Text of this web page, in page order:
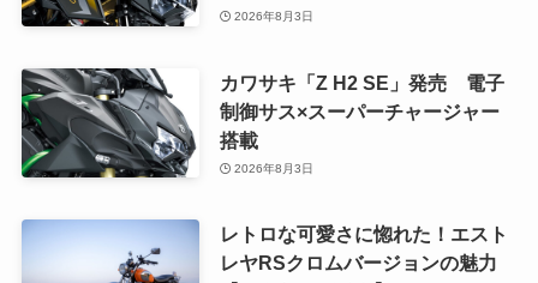
2026年8月3日
カワサキ「Z H2 SE」発売 電子
制御サス×スーパーチャージャー
搭載
2026年8月3日
レトロな可愛さに惚れた！エスト
レヤRSクロムバージョンの魅力